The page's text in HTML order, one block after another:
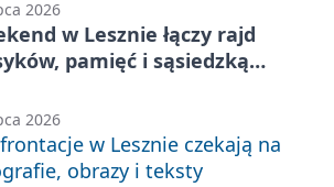
2026
w Lesznie łączy rajd
pamięć i sąsiedzką
2026
w Lesznie czekają na
obrazy i teksty